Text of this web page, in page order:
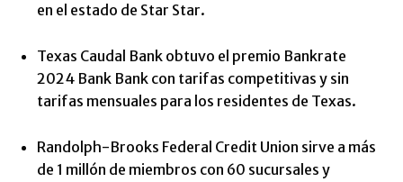
en el estado de Star Star.
Texas Caudal Bank obtuvo el premio Bankrate
2024 Bank Bank con tarifas competitivas y sin
tarifas mensuales para los residentes de Texas.
Randolph-Brooks Federal Credit Union sirve a más
de 1 millón de miembros con 60 sucursales y